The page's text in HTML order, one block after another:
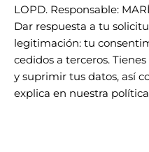
LOPD. Responsable:
Dar respuesta a tu
legitimación: tu
cedidos a terceros.
y suprimir tus datos, así
explica en nuestra